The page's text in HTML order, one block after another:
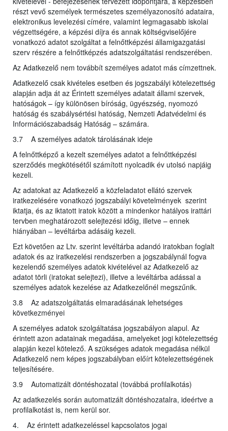
részt vevő személyek természetes személyazonosító adataira,
elektronikus levelezési címére, valamint legmagasabb iskolai
végzettségére, a képzési díjra és annak költségviselőjére
vonatkozó adatot szolgáltat a felnőttképzési államigazgatási
szerv részére a felnőttképzés adatszolgáltatási rendszerében.
Az Adatkezelő nem továbbít személyes adatot más címzettnek.
Adatkezelő csak kivételes esetben és jogszabályi kötelezettség
alapján adja át az Érintett személyes adatait állami szervek,
hatóságok – így különösen bíróság, ügyészség, nyomozó
hatóság és szabálysértési hatóság, Nemzeti Adatvédelmi és
Információszabadság Hatóság – számára.
3.7 A személyes adatok tárolásának ideje
A felnőttképző a kezelt személyes adatot a felnőttképzési
szerződés megkötésétől számított nyolcadik év utolsó napjáig
kezeli.
Az adatokat az Adatkezelő a közfeladatot ellátó szervek
iratkezelésére vonatkozó jogszabályi követelmények szerint
iktatja, és az iktatott iratok között a mindenkor hatályos irattári
tervben meghatározott selejtezési időig, illetve – ennek
hiányában – levéltárba adásáig kezeli.
Ezt követően az Ltv. szerint levéltárba adandó iratokban foglalt
adatok és az iratkezelési rendszerben a jogszabálynál fogva
kezelendő személyes adatok kivételével az Adatkezelő az
adatot törli (iratokat selejtezi), illetve a levéltárba adással a
személyes adatok kezelése az Adatkezelőnél megszűnik.
3.8 Az adatszolgáltatás elmaradásának lehetséges
következményei
A személyes adatok szolgáltatása jogszabályon alapul. Az
érintett azon adatainak megadása, amelyeket jogi kötelezettség
alapján kezel kötelező. A szükséges adatok megadása nélkül
Adatkezelő nem képes jogszabályban előírt kötelezettségének
teljesítésére.
3.9 Automatizált döntéshozatal (továbbá profilalkotás)
Az adatkezelés során automatizált döntéshozatalra, ideértve a
profilalkotást is, nem kerül sor.
4. Az érintett adatkezeléssel kapcsolatos jogai